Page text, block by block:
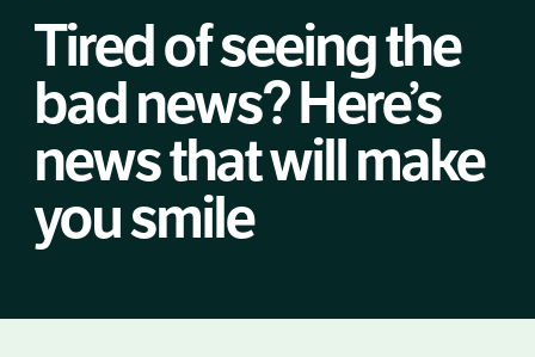
Tired of seeing the
bad news? Here’s
news that will make
you smile